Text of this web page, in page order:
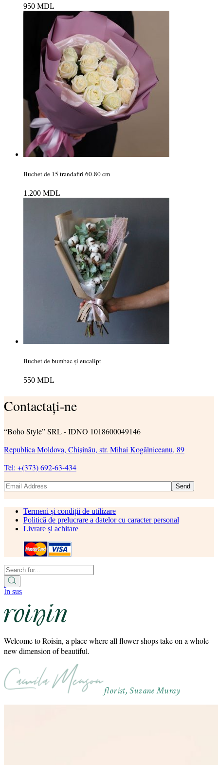
950 MDL
Buchet de 15 trandafiri 60-80 cm
1.200 MDL
Buchet de bumbac și eucalipt
550 MDL
Contactați-ne
“Boho Style” SRL - IDNO 1018600049146
Republica Moldova, Chișinău, str. Mihai Kogălniceanu, 89
Tel: +(373) 692-63-434
Send
Termeni și condiții de utilizare
Politică de prelucrare a datelor cu caracter personal
Livrare și achitare
În sus
Welcome to Roisin, a place where all flower shops take on a whole
new dimension of beautiful.
florist, Suzane Muray